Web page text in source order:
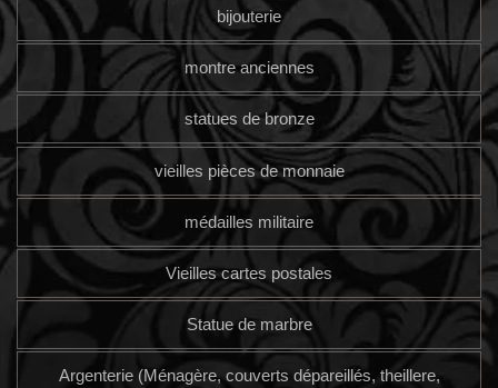
bijouterie
montre anciennes
statues de bronze
vieilles pièces de monnaie
médailles militaire
Vieilles cartes postales
Statue de marbre
Argenterie (Ménagère, couverts dépareillés, theillere,